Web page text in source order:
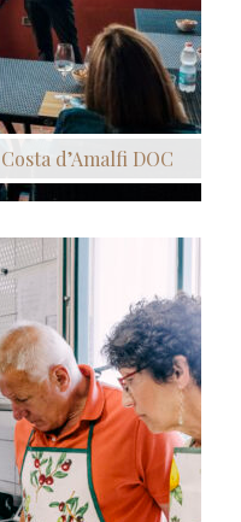
d’Amalfi DOC